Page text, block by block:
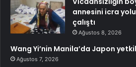
annesini icra
çalıştı
Ağustos 8, 2026
Wang Yi’nin Manila’da Japon
Ağustos 7, 2026